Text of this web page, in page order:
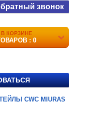
звонок
В КОРЗИНЕ
: 0
CWC MIURAS